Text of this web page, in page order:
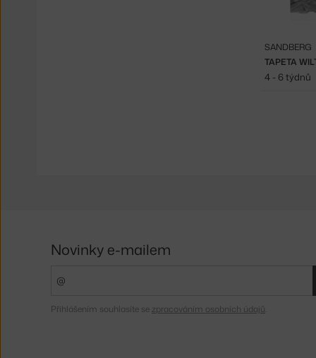
TAPETA
SANDBERG
4 - 6 týdnů
Novinky e-mailem
Přihlášením souhlasíte se zpracováním osobních údajů